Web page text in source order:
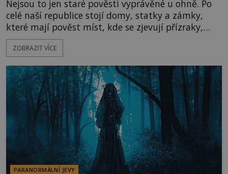
Nejsou to jen staré pověsti vyprávěné u ohně. Po
celé naší republice stojí domy, statky a zámky,
které mají pověst míst, kde se zjevují přízraky,
ozývají nevysvětlitelné zvuky nebo se dějí podivné
jevy. Zatímco historici většinou hledají racionální
lokality vykazují nápadně podobná svědectví po
celé generace. A právě tato opakující se svědectví
ZOBRAZIT VÍCE
PARANORMÁLNÍ JEVY